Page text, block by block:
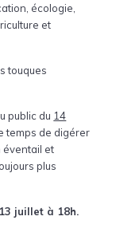
écologie,
et
touques
public du 14
temps de digérer
éventail et
plus
juillet à 18h.